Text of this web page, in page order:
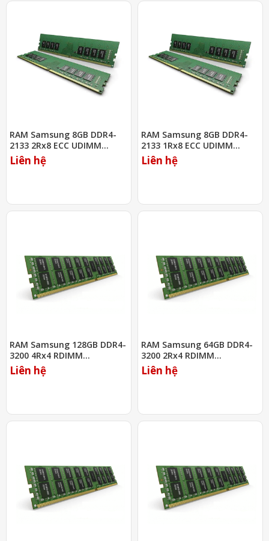
RAM Samsung 8GB DDR4-
2133 2Rx8 ECC UDIMM
(M391A1G43EB1-CPB)
Liên hệ
RAM Samsung 8GB DDR4-
2133 1Rx8 ECC UDIMM
(M391A1K43BB1-CPB)
Liên hệ
RAM Samsung 128GB DDR4-
3200 4Rx4 RDIMM
(M393AAG40M32-CAE)
Liên hệ
RAM Samsung 64GB DDR4-
3200 2Rx4 RDIMM
(M393A8G40AB2-CWE)
Liên hệ